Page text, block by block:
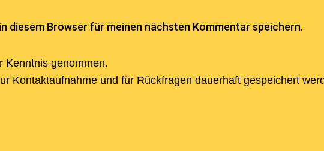
diesem Browser für meinen nächsten Kommentar speichern.
Kenntnis genommen.
Kontaktaufnahme und für Rückfragen dauerhaft gespeichert